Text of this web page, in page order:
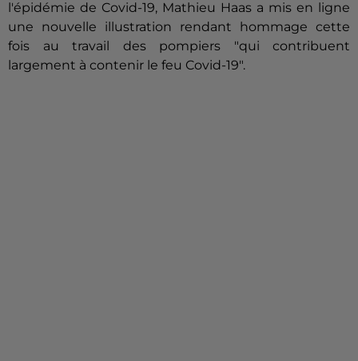
l'épidémie de Covid-19, Mathieu Haas a mis en ligne
une nouvelle illustration rendant hommage cette
fois au travail des pompiers "qui contribuent
largement à contenir le feu Covid-19".